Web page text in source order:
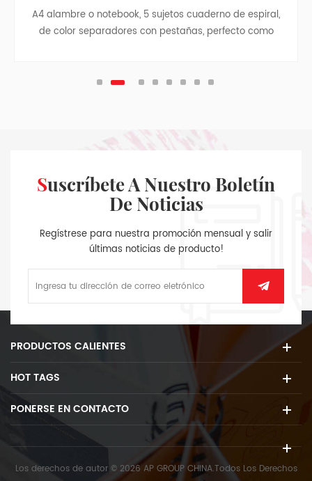
A4 alambre o notebook, 5 sujetos cuaderno de espiral,
de color separadores con pestañas, perfecto como
revistas.
Suscríbete A Nuestro Boletín
De Noticias
Regístrese para nuestra promoción mensual y salir
últimas noticias de producto!
PRODUCTOS CALIENTES
HOT TAGS
PONERSE EN CONTACTO
Los derechos de autor © 2026 AP GROUP CHINA.Todos Los Derechos